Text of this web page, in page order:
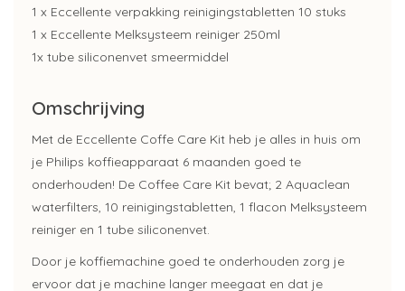
1 x Eccellente verpakking reinigingstabletten 10 stuks
1 x Eccellente Melksysteem reiniger 250ml
1x tube siliconenvet smeermiddel
Omschrijving
Met de Eccellente Coffe Care Kit heb je alles in huis om
je Philips koffieapparaat 6 maanden goed te
onderhouden! De Coffee Care Kit bevat; 2 Aquaclean
waterfilters, 10 reinigingstabletten, 1 flacon Melksysteem
reiniger en 1 tube siliconenvet.
Door je koffiemachine goed te onderhouden zorg je
ervoor dat je machine langer meegaat en dat je